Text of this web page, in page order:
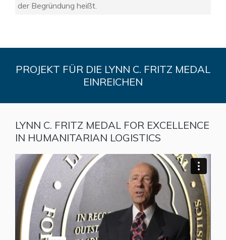
der Begründung heißt.
PROJEKT FÜR DIE LYNN C. FRITZ MEDAL
EINREICHEN
LYNN C. FRITZ MEDAL FOR EXCELLENCE
IN HUMANITARIAN LOGISTICS